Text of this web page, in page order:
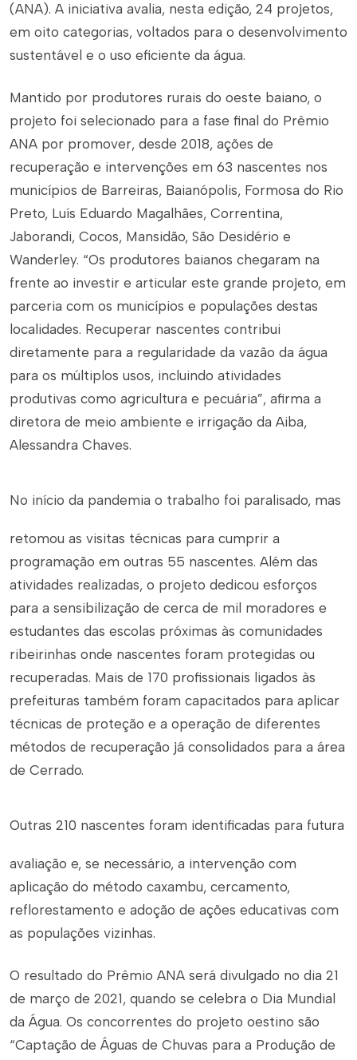
(ANA). A iniciativa avalia, nesta edição, 24 projetos,
em oito categorias, voltados para o desenvolvimento
sustentável e o uso eficiente da água.
Mantido por produtores rurais do oeste baiano, o
projeto foi selecionado para a fase final do Prêmio
ANA por promover, desde 2018, ações de
recuperação e intervenções em 63 nascentes nos
municípios de Barreiras, Baianópolis, Formosa do Rio
Preto, Luís Eduardo Magalhães, Correntina,
Jaborandi, Cocos, Mansidão, São Desidério e
Wanderley. “Os produtores baianos chegaram na
frente ao investir e articular este grande projeto, em
parceria com os municípios e populações destas
localidades. Recuperar nascentes contribui
diretamente para a regularidade da vazão da água
para os múltiplos usos, incluindo atividades
produtivas como agricultura e pecuária”, afirma a
diretora de meio ambiente e irrigação da Aiba,
Alessandra Chaves.
No início da pandemia o trabalho foi paralisado, mas
retomou as visitas técnicas para cumprir a
programação em outras 55 nascentes. Além das
atividades realizadas, o projeto dedicou esforços
para a sensibilização de cerca de mil moradores e
estudantes das escolas próximas às comunidades
ribeirinhas onde nascentes foram protegidas ou
recuperadas. Mais de 170 profissionais ligados às
prefeituras também foram capacitados para aplicar
técnicas de proteção e a operação de diferentes
métodos de recuperação já consolidados para a área
de Cerrado.
Outras 210 nascentes foram identificadas para futura
avaliação e, se necessário, a intervenção com
aplicação do método caxambu, cercamento,
reflorestamento e adoção de ações educativas com
as populações vizinhas.
O resultado do Prêmio ANA será divulgado no dia 21
de março de 2021, quando se celebra o Dia Mundial
da Água. Os concorrentes do projeto oestino são
“Captação de Águas de Chuvas para a Produção de